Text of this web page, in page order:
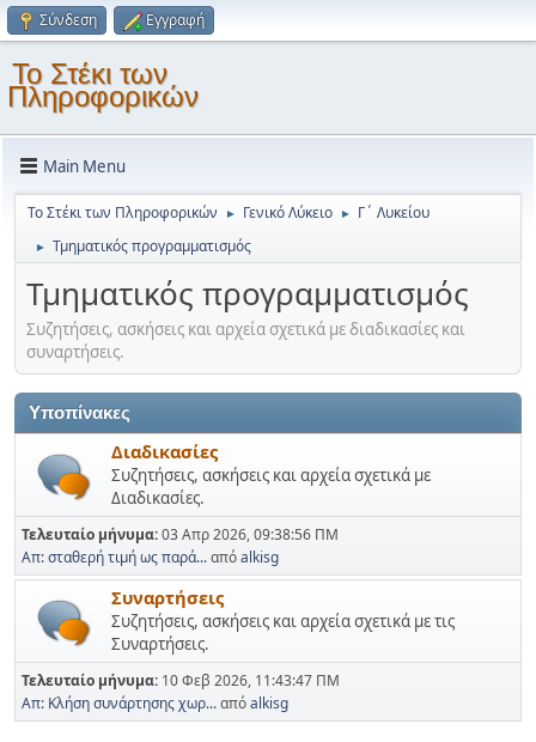
Σύνδεση Εγγραφή
Το Στέκι των
Πληροφορικών
Main Menu
Το Στέκι των Πληροφορικών ► Γενικό Λύκειο ► Γ΄ Λυκείου
► Τμηματικός προγραμματισμός
Τμηματικός προγραμματισμός
Συζητήσεις, ασκήσεις και αρχεία σχετικά με διαδικασίες και
συναρτήσεις.
Υποπίνακες
Διαδικασίες
Συζητήσεις, ασκήσεις και αρχεία σχετικά με
Διαδικασίες.
Τελευταίο μήνυμα:03 Απρ 2026, 09:38:56 ΠΜ
Απ: σταθερή τιμή ως παρά...απόalkisg
Συναρτήσεις
Συζητήσεις, ασκήσεις και αρχεία σχετικά με τις
Συναρτήσεις.
Τελευταίο μήνυμα: 10 Φεβ 2026, 11:43:47 ΠΜ
Απ: Κλήση συνάρτησης χωρ...απόalkisg